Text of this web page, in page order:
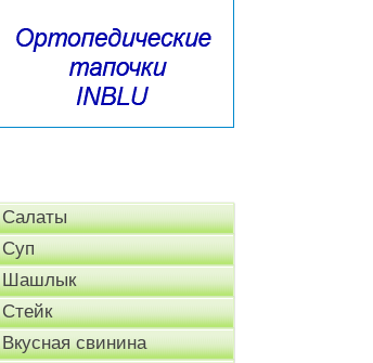
Салаты
Суп
Шашлык
Стейк
Вкусная свинина